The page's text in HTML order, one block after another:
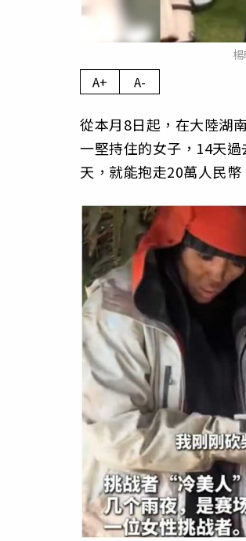
A+ A-
從本月8日起，在大陸湖
一堅持住的女子，14天
天，就能抱走20萬人民